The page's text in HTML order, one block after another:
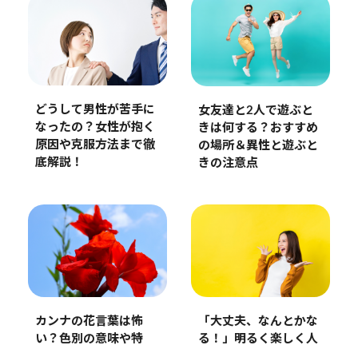
どうして男性が苦手に
なったの？女性が抱く
原因や克服方法まで徹
底解説！
女友達と2人で遊ぶと
きは何する？おすすめ
の場所＆異性と遊ぶと
きの注意点
カンナの花言葉は怖
い？色別の意味や特
「大丈夫、なんとかな
る！」明るく楽しく人